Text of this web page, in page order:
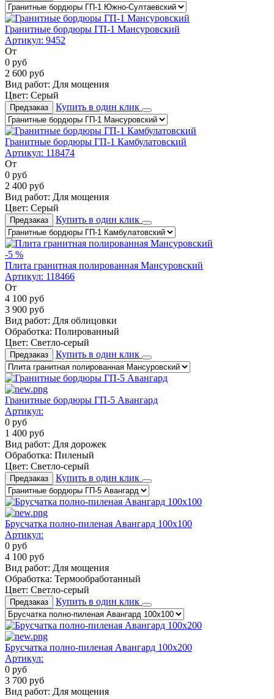
Гранитные бордюры ГП-1 Мансуровский
Артикул: 9452
От
0 руб
2 600 руб
Вид работ: Для мощения
Цвет: Серый
Предзаказ Купить в один клик
Гранитные бордюры ГП-1 Камбулатовский
Артикул: 118474
От
0 руб
2 400 руб
Вид работ: Для мощения
Цвет: Серый
Предзаказ Купить в один клик
-5 %
Плита гранитная полированная Мансуровский
Артикул: 118466
От
4 100 руб
3 900 руб
Вид работ: Для облицовки
Обработка: Полированный
Цвет: Светло-серый
Предзаказ Купить в один клик
Гранитные бордюры ГП-5 Авангард
Артикул:
0 руб
1 400 руб
Вид работ: Для дорожек
Обработка: Пиленый
Цвет: Светло-серый
Предзаказ Купить в один клик
Брусчатка полно-пиленая Авангард 100х100
Артикул:
0 руб
4 100 руб
Вид работ: Для мощения
Обработка: Термообработанный
Цвет: Светло-серый
Предзаказ Купить в один клик
Брусчатка полно-пиленая Авангард 100х200
Артикул:
0 руб
3 700 руб
Вид работ: Для мощения